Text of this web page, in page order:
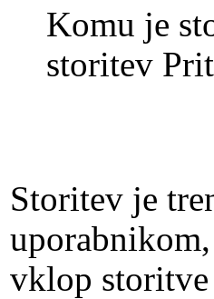
Komu je
storitev
Storitev je
vklop storitve